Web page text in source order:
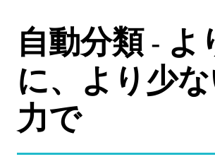
自動分類 - よ
に、より少
力で